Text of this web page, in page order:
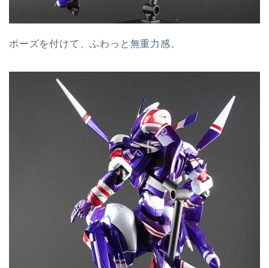
ポーズを付けて、ふわっと無重力感。